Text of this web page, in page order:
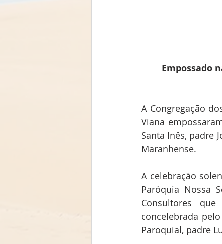
Empossado
A Congregação
Viana
Santa Inês, padre
Maranhense.
A celebração
Paróquia Nossa
Consultores
concelebrada
Paroquial, padre